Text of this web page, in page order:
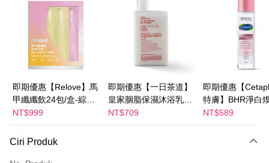
Apple Pay
JKOPAY
Easy Wallet
Google Pay
Plus PAY
Deskripsi
即期優惠【Relove】馬
甲纖纖飲24包/盒-綜合
口味(效期2027-01-22)
NT$999
即期優惠【一日茶道】
皇家胭脂保濕沐浴乳
600ml 效期2027/2/19
NT$709
即期優惠【
特膚】BHR淨白
妝水 150mL 效期
NT$589
Ciri Produk